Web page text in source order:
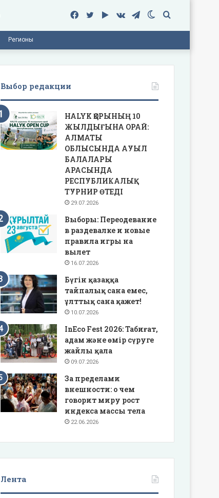
Поиск
Switch
Telegram
vk.com
Google
Twitter
Facebook
Регионы
Выбор редакции
HALYK ҚОРЫНЫҢ 10
ЖЫЛДЫҒЫНА ОРАЙ:
АЛМАТЫ
ОБЛЫСЫНДА АУЫЛ
БАЛАЛАРЫ
АРАСЫНДА
РЕСПУБЛИКАЛЫҚ
ТУРНИР ӨТЕДІ
29.07.2026
Выборы: Переодевание
в раздевалке и новые
правила игры на
вылет
16.07.2026
Бүгін қазаққа
тайпалық сана емес,
ұлттық сана қажет!
10.07.2026
InEco Fest 2026: Табиғат,
адам және өмір сүруге
жайлы қала
09.07.2026
За пределами
внешности: о чем
говорит миру рост
индекса массы тела
22.06.2026
Лента